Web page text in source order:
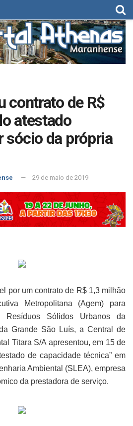
contrato de R$
atestado
sócio da própria
29 de maio de 2019
por um contrato de R$ 1,3 milhão
Metropolitana (Agem) para
Resíduos Sólidos Urbanos da
Grande São Luís, a Central de
Titara S/A apresentou, em 15 de
de capacidade técnica” em
Ambiental (SLEA), empresa
da prestadora de serviço.